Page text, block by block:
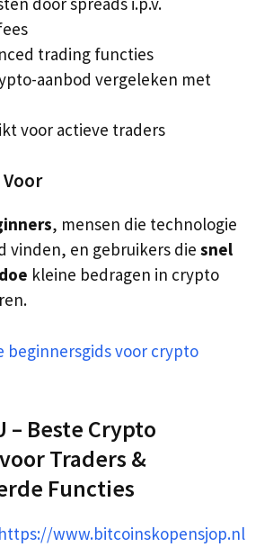
trading functies
aanbod vergeleken met
voor actieve traders
, mensen die technologie
vinden, en gebruikers die snel
kleine bedragen in crypto
beginnersgids voor crypto
– Beste Crypto
Traders &
Functies
https://www.bitcoinskopensjop.nl